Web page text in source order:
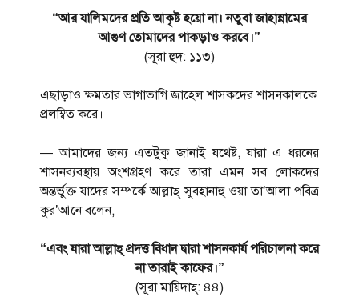
“আর যালিমদের প্রতি আকৃষ্ট হয়ো না। নতুবা জাহান্নামের
আগুণ তোমাদের পাকড়াও করবে।”
(সূরা হুদ: ১১৩)
এছাড়াও ক্ষমতার ভাগাভাগি জাহেল শাসকদের শাসনকালকে
প্রলম্বিত করে।
— আমাদের জন্য এতটুকু জানাই যথেষ্ট, যারা এ ধরনের
শাসনব্যবস্থায় অংশগ্রহণ করে তারা এমন সব লোকদের
অন্তর্ভুক্ত যাদের সম্পর্কে আল্লাহ্ সুবহানাহু ওয়া তা’আলা পবিত্র
কুর’আনে বলেন,
“এবং যারা আল্লাহ্ প্রদত্ত বিধান দ্বারা শাসনকার্য পরিচালনা করে
না তারাই কাফের।”
(সূরা মায়িদাহ্: ৪৪)